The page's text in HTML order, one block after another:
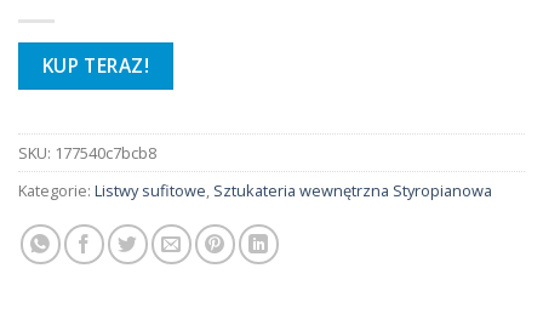
KUP TERAZ!
SKU: 177540c7bcb8
Kategorie: Listwy sufitowe, Sztukateria wewnętrzna Styropianowa